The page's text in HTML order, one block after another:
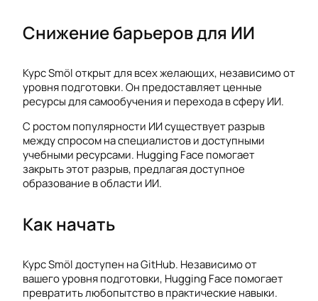
Снижение барьеров для ИИ
Курс Smöl открыт для всех желающих, независимо от
уровня подготовки. Он предоставляет ценные
ресурсы для самообучения и перехода в сферу ИИ.
С ростом популярности ИИ существует разрыв
между спросом на специалистов и доступными
учебными ресурсами. Hugging Face помогает
закрыть этот разрыв, предлагая доступное
образование в области ИИ.
Как начать
Курс Smöl доступен на GitHub. Независимо от
вашего уровня подготовки, Hugging Face помогает
превратить любопытство в практические навыки.